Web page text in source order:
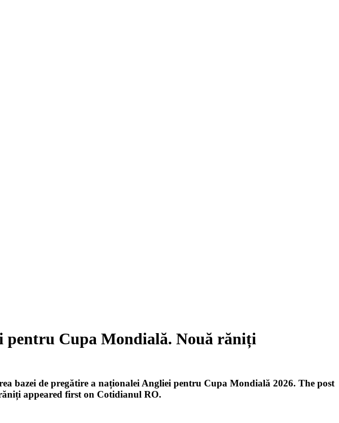
pentru Cupa Mondială. Nouă răniți
bazei de pregătire a naționalei Angliei pentru Cupa Mondială 2026. The post
appeared first on Cotidianul RO.